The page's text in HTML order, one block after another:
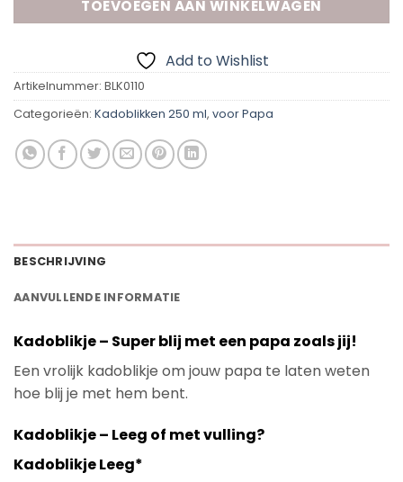
TOEVOEGEN AAN WINKELWAGEN
Add to Wishlist
Artikelnummer: BLK0110
Categorieën: Kadoblikken 250 ml, voor Papa
BESCHRIJVING
AANVULLENDE INFORMATIE
Kadoblikje – Super blij met een papa zoals jij!
Een vrolijk kadoblikje om jouw papa te laten weten
hoe blij je met hem bent.
Kadoblikje – Leeg of met vulling?
Kadoblikje Leeg*